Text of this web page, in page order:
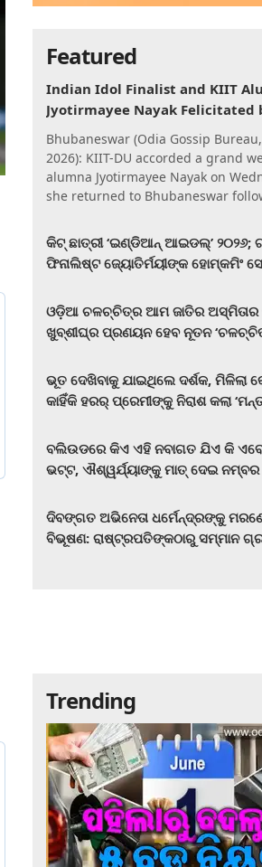
Featured
Indian Idol Finalist and KIIT
Jyotirmayee Nayak Felicitated
Bhubaneswar (Odia Gossip
2026): KIIT-DU accorded a grand
alumna Jyotirmayee Nayak on
she returned to Bhubaneswar
କିଟ୍‍ ଛାତ୍ରୀ ‘ଇଣ୍ଡିଆନ୍ ଆଇଡଲ୍‌’ ୨୦୨୬;
ଫିନାଲିଷ୍ଟ ଜ୍ୟୋତିର୍ମୟୀଙ୍କ ହୋମ୍‍କମିଂ
ଓଡ଼ିଆ ଚଳଚ୍ଚିତ୍ର ଆମ ଜାତିର
ଖୁବ୍‌ଶୀଘ୍ର ପ୍ରଣୟନ ହେବ ନୂତନ
ଭୂତ ଦେଖିବାକୁ ଯାଇଥିଲେ ଦର୍ଶକ, ମିଳିଲା
କାହିଁକି ହରର୍‌ ପ୍ରେମୀଙ୍କୁ ନିରାଶ କଲା
ବଲିଉଡରେ କିଏ ଏହି ନବାଗତ ଯିଏ କି
ଭଟ୍ଟ, ଐଶ୍ୱର୍ଯ୍ୟାଙ୍କୁ ମାତ୍‌ ଦେଇ
ଦିବଙ୍ଗତ ଅଭିନେତା ଧର୍ମେନ୍ଦ୍ରଙ୍କୁ
ବିଭୂଷଣ: ରାଷ୍ଟ୍ରପତିଙ୍କଠାରୁ ସମ୍ମାନ
Trending